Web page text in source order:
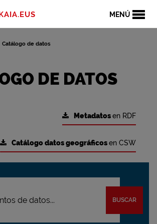
MENÚ
Catálogo de datos
DE DATOS
Metadatosen RDF
Catálogo datos geográficosen CSW
BUSCAR